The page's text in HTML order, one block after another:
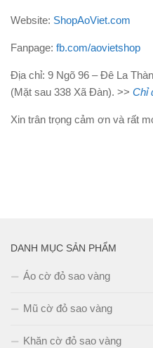
Website: ShopAoViet.com
Fanpage: fb.com/aovietshop
Địa chỉ: 9 Ngõ 96 – Đê La
(Mặt sau 338 Xã Đàn). >> Chỉ
Xin trân trọng cảm ơn và rất
DANH MỤC SẢN PHẨM
Áo cờ đỏ sao vàng
Mũ cờ đỏ sao vàng
Khăn cờ đỏ sao vàng